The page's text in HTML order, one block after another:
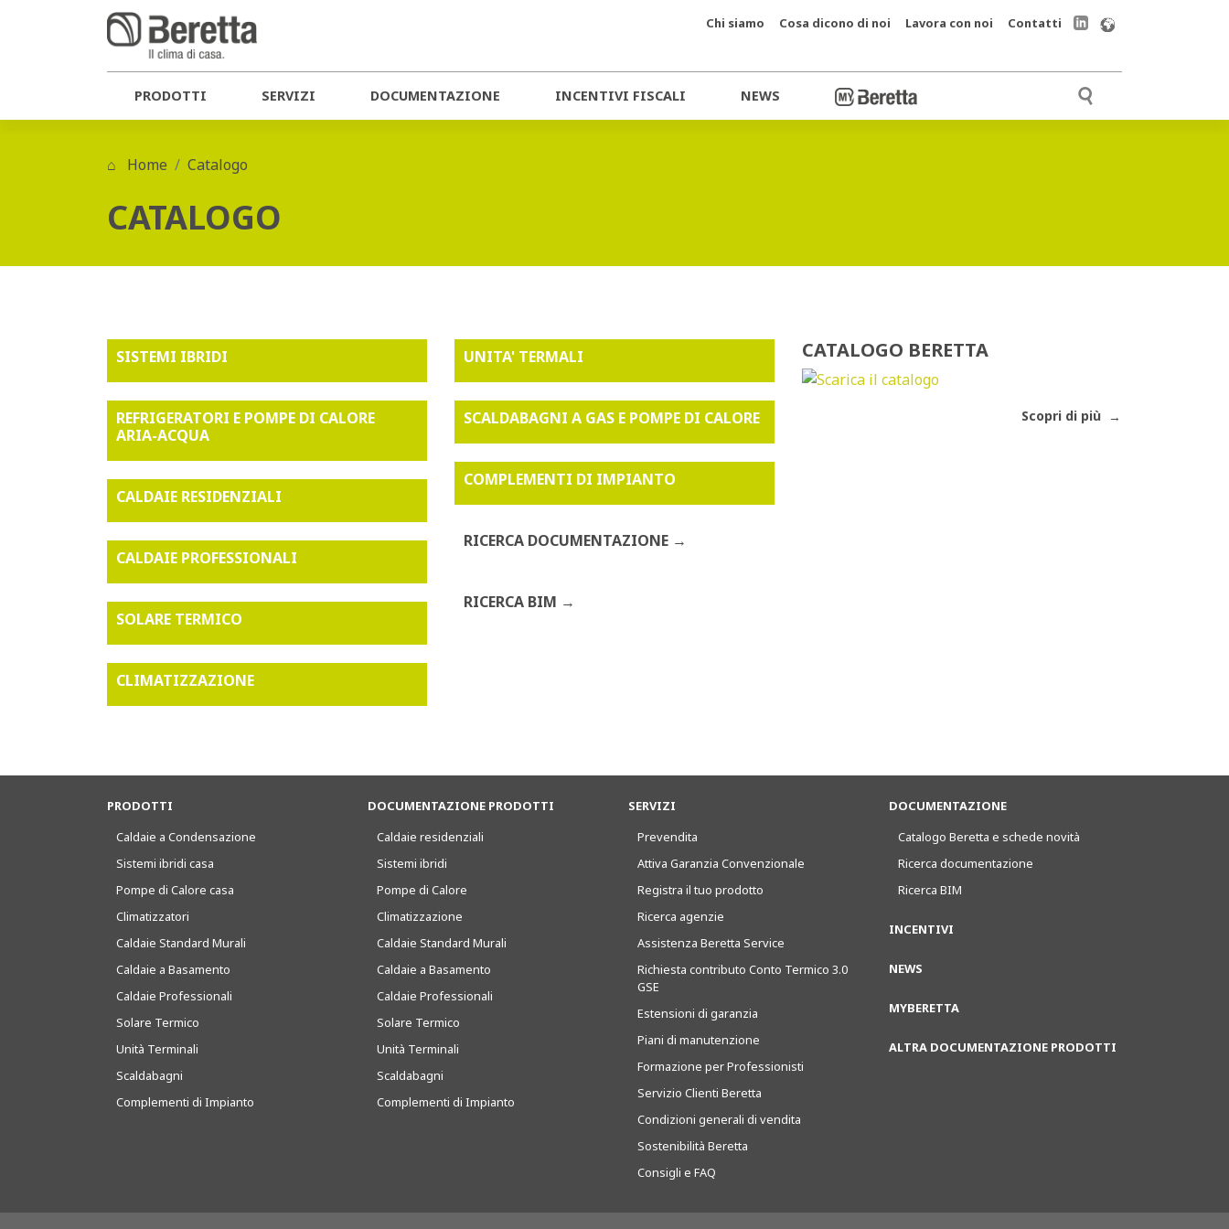
PRODOTTI SERVIZI DOCUMENTAZIONE INCENTIVI FISCALI NEWS
Chi siamo Cosa dicono di noi Lavora con noi Contatti
Home Catalogo
CATALOGO
SISTEMI IBRIDI
REFRIGERATORI E POMPE DI CALORE
ARIA-ACQUA
CALDAIE RESIDENZIALI
CALDAIE PROFESSIONALI
SOLARE TERMICO
CLIMATIZZAZIONE
UNITA' TERMALI
SCALDABAGNI A GAS E POMPE DI CALORE
COMPLEMENTI DI IMPIANTO
RICERCA DOCUMENTAZIONE
RICERCA BIM
CATALOGO BERETTA
Scopri di più
PRODOTTI
Caldaie a Condensazione
Sistemi ibridi casa
Pompe di Calore casa
Climatizzatori
Caldaie Standard Murali
Caldaie a Basamento
Caldaie Professionali
Solare Termico
Unità Terminali
Scaldabagni
Complementi di Impianto
DOCUMENTAZIONE PRODOTTI
Caldaie residenziali
Sistemi ibridi
Pompe di Calore
Climatizzazione
Caldaie Standard Murali
Caldaie a Basamento
Caldaie Professionali
Solare Termico
Unità Terminali
Scaldabagni
Complementi di Impianto
SERVIZI
Prevendita
Attiva Garanzia Convenzionale
Registra il tuo prodotto
Ricerca agenzie
Assistenza Beretta Service
Richiesta contributo Conto Termico 3.0
GSE
Estensioni di garanzia
Piani di manutenzione
Formazione per Professionisti
Servizio Clienti Beretta
Condizioni generali di vendita
Sostenibilità Beretta
Consigli e FAQ
DOCUMENTAZIONE
Catalogo Beretta e schede novità
Ricerca documentazione
Ricerca BIM
INCENTIVI
NEWS
MYBERETTA
ALTRA DOCUMENTAZIONE PRODOTTI